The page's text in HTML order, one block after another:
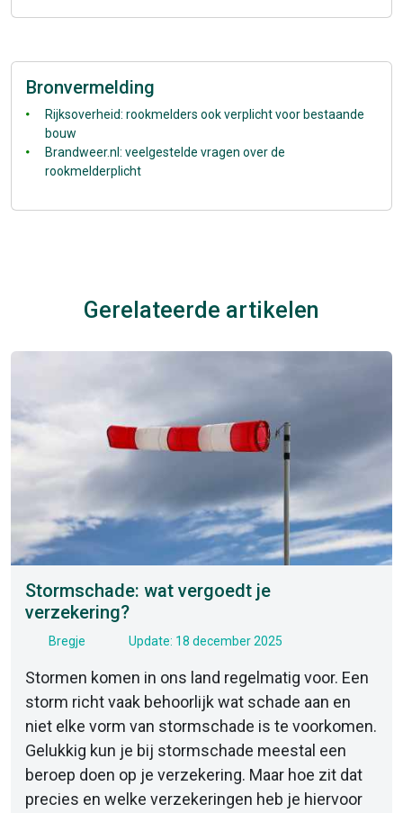
Bronvermelding
Rijksoverheid: rookmelders ook verplicht voor bestaande
bouw
Brandweer.nl: veelgestelde vragen over de
rookmelderplicht
Gerelateerde artikelen
Stormschade: wat vergoedt je
verzekering?
Bregje Update: 18 december 2025
Stormen komen in ons land regelmatig voor. Een
storm richt vaak behoorlijk wat schade aan en
niet elke vorm van stormschade is te voorkomen.
Gelukkig kun je bij stormschade meestal een
beroep doen op je verzekering. Maar hoe zit dat
precies en welke verzekeringen heb je hiervoor